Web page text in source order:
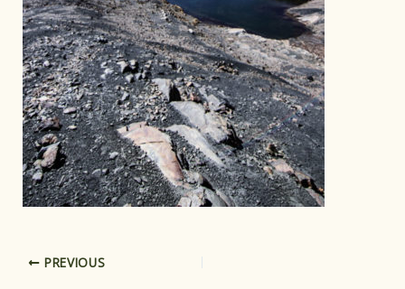
PREVIOUS